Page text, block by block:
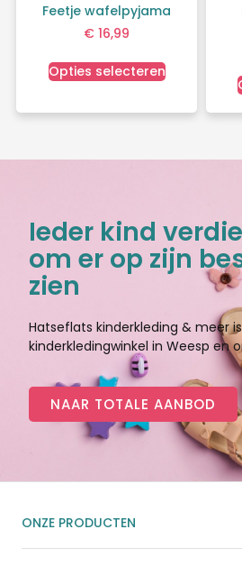
Feetje wafelpyjama
€ 16,99
Opties selecteren
Ieder kind
om er op zijn
zien
Hatseflats kinderkleding & meer
kinderkledingwinkel in Weesp en
NAAR TOTALE AANBOD
ONZE PRODUCTEN